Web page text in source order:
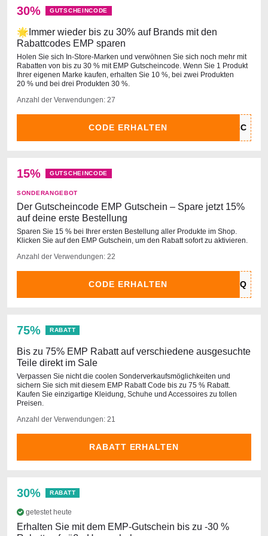
30% GUTSCHEINCODE
🌟Immer wieder bis zu 30% auf Brands mit den
Rabattcodes EMP sparen
Holen Sie sich In-Store-Marken und verwöhnen Sie sich noch mehr mit
Rabatten von bis zu 30 % mit EMP Gutscheincode. Wenn Sie 1 Produkt
Ihrer eigenen Marke kaufen, erhalten Sie 10 %, bei zwei Produkten
20 % und bei drei Produkten 30 %.
Anzahl der Verwendungen: 27
CODE ERHALTEN
15% GUTSCHEINCODE
SONDERANGEBOT
Der Gutscheincode EMP Gutschein – Spare jetzt 15%
auf deine erste Bestellung
Sparen Sie 15 % bei Ihrer ersten Bestellung aller Produkte im Shop.
Klicken Sie auf den EMP Gutschein, um den Rabatt sofort zu aktivieren.
Anzahl der Verwendungen: 22
CODE ERHALTEN
75% RABATT
Bis zu 75% EMP Rabatt auf verschiedene ausgesuchte
Teile direkt im Sale
Verpassen Sie nicht die coolen Sonderverkaufsmöglichkeiten und
sichern Sie sich mit diesem EMP Rabatt Code bis zu 75 % Rabatt.
Kaufen Sie einzigartige Kleidung, Schuhe und Accessoires zu tollen
Preisen.
Anzahl der Verwendungen: 21
RABATT ERHALTEN
30% RABATT
getestet heute
Erhalten Sie mit dem EMP-Gutschein bis zu -30 %